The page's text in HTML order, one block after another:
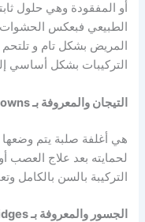
أو المفقودة وهي حلول
الطبيعي فبعكس
المريض بشكل تام و تلتحم
التركيبات بشكل أساسي
التيجان والمعروفة بـ Crowns
هي أغلفة صلبة يتم
لحمايته بعد علاج العصب
التركيبة بالسن بالكامل
الجسور والمعروفة بـ Bridges